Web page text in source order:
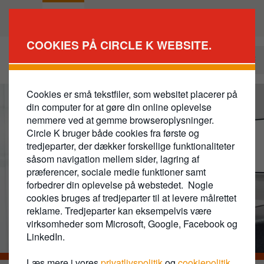
COOKIES PÅ CIRCLE K WEBSITE.
Cookies er små tekstfiler, som websitet placerer på
din computer for at gøre din online oplevelse
nemmere ved at gemme browseroplysninger.
Circle K bruger både cookies fra første og
tredjeparter, der dækker forskellige funktionaliteter
såsom navigation mellem sider, lagring af
præferencer, sociale medie funktioner samt
forbedrer din oplevelse på webstedet. Nogle
cookies bruges af tredjeparter til at levere målrettet
reklame. Tredjeparter kan eksempelvis være
virksomheder som Microsoft, Google, Facebook og
LinkedIn.
Gå
Business
Navigation